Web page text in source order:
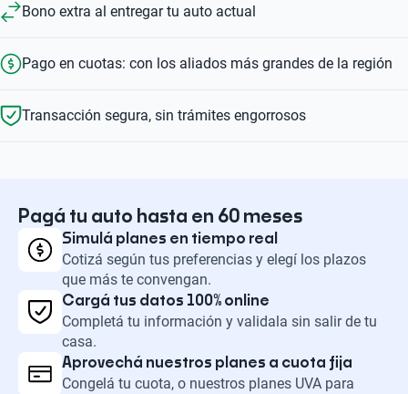
Bono extra al entregar tu auto actual
Pago en cuotas: con los aliados más grandes de la región
Transacción segura, sin trámites engorrosos
Pagá tu auto hasta en 60 meses
Simulá planes en tiempo real
Cotizá según tus preferencias y elegí los plazos
que más te convengan.
Cargá tus datos 100% online
Completá tu información y validala sin salir de tu
casa.
Aprovechá nuestros planes a cuota fija
Congelá tu cuota, o nuestros planes UVA para